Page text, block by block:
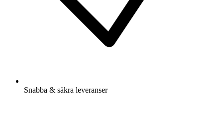
Snabba & säkra leveranser